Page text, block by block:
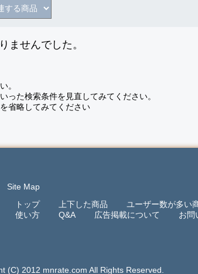
ませんでした。
。
った検索条件を見直してみてください。
省略してみてください
Site Map
トップ
上下した商品
ユーザー数が多い
使い方
Q&A 広告掲載について お問
(C) 2012 mnrate.com All Rights Reserved.